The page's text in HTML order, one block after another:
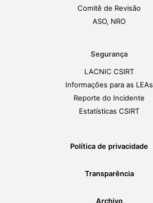
Comitê de Revisão
ASO, NRO
Segurança
LACNIC CSIRT
Informações para as LEAs
Reporte do Incidente
Estatísticas CSIRT
Política de privacidade
Transparência
Archivo